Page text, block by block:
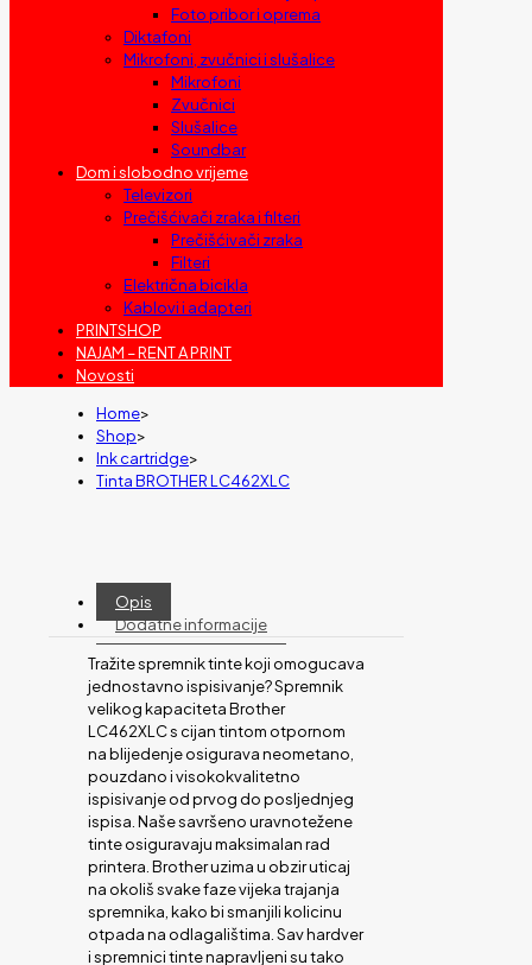
Foto pribor i oprema
Diktafoni
Mikrofoni, zvučnici i slušalice
Mikrofoni
Zvučnici
Slušalice
Soundbar
Dom i slobodno vrijeme
Televizori
Prečišćivači zraka i filteri
Prečišćivači zraka
Filteri
Električna bicikla
Kablovi i adapteri
PRINTSHOP
NAJAM – RENT A PRINT
Novosti
Home>
Shop>
Ink cartridge>
Tinta BROTHER LC462XLC
Opis
Dodatne informacije
Tražite spremnik tinte koji omogucava
jednostavno ispisivanje? Spremnik
velikog kapaciteta Brother
LC462XLC s cijan tintom otpornom
na blijedenje osigurava neometano,
pouzdano i visokokvalitetno
ispisivanje od prvog do posljednjeg
ispisa. Naše savršeno uravnotežene
tinte osiguravaju maksimalan rad
printera. Brother uzima u obzir uticaj
na okoliš svake faze vijeka trajanja
spremnika, kako bi smanjili kolicinu
otpada na odlagalištima. Sav hardver
i spremnici tinte napravljeni su tako